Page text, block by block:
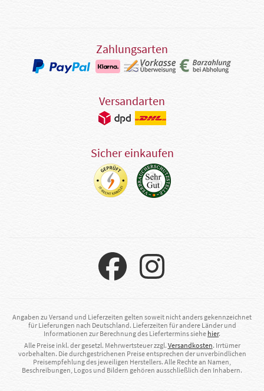
Zahlungsarten
Versandarten
Sicher einkaufen
Angaben zu Versand und Lieferzeiten gelten soweit nicht anders gekennzeichnet
für Lieferungen nach Deutschland. Lieferzeiten für andere Länder und
Informationen zur Berechnung des Liefertermins siehe hier.
Alle Preise inkl. der gesetzl. Mehrwertsteuer zzgl. Versandkosten. Irrtümer
vorbehalten. Die durchgestrichenen Preise entsprechen der unverbindlichen
Preisempfehlung des jeweiligen Herstellers. Alle Rechte an Namen,
Beschreibungen, Logos und Bildern gehören ausschließlich den Inhabern.